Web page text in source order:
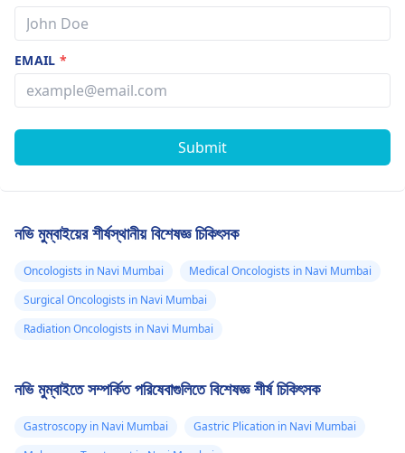
EMAIL*
Submit
নভি মুম্বাইয়ের শীর্ষস্থানীয় বিশেষজ্ঞ চিকিৎসক
Oncologists in Navi Mumbai
Medical Oncologists in Navi Mumbai
Surgical Oncologists in Navi Mumbai
Radiation Oncologists in Navi Mumbai
নভি মুম্বাইতে সম্পর্কিত পরিষেবাগুলিতে বিশেষজ্ঞ শীর্ষ চিকিৎসক
Gastroscopy in Navi Mumbai
Gastric Plication in Navi Mumbai